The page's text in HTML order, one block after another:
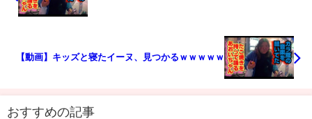
【動画】キッズと寝たイーヌ、見つかるｗｗｗｗｗ
おすすめの記事